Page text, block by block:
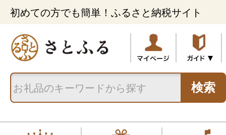
初めての方でも簡単！ふるさと納税サイト
検索